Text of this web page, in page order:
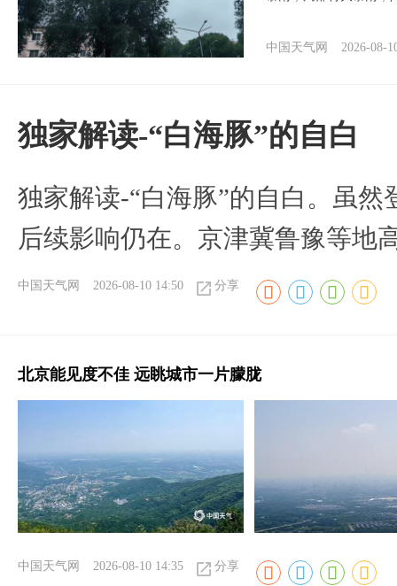
中国天气网 2026-08-
​独家解读-“白海豚”的自白
独家解读-“白海豚”的自白。虽然
后续影响仍在。京津冀鲁豫等地
中国天气网 2026-08-10 14:50 分享
北京能见度不佳 远眺城市一片朦胧
中国天气网 2026-08-10 14:35 分享